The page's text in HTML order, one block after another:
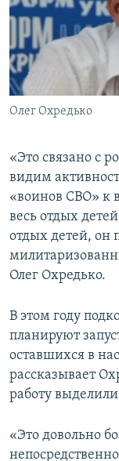
Олег Охредько
«Это связано с
видим
«воинов СВО» к
весь отдых
отдых детей, он
Олег Охредько.
В этом году
планируют
оставшихся в
рассказывает
работу
«Это довольно